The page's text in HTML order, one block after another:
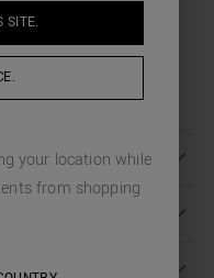
SITE.
your location while
from shopping